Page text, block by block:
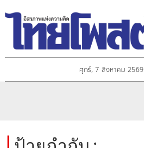
ศุกร์, 7 สิงหาคม 2569